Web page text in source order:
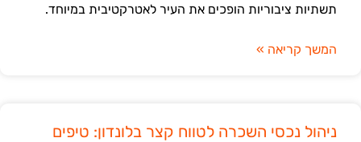
תשתיות ציבוריות הופכים את העיר לאטרקטיבית במיוחד.
המשך קריאה »
ניהול נכסי השכרה לטווח קצר בלונדון: טיפים